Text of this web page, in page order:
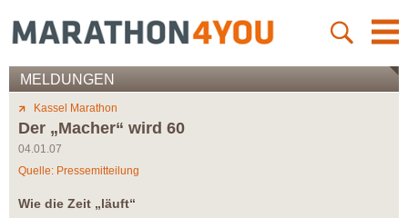
MELDUNGEN
Kassel Marathon
Der „Macher“ wird 60
04.01.07
Quelle: Pressemitteilung
Wie die Zeit „läuft“